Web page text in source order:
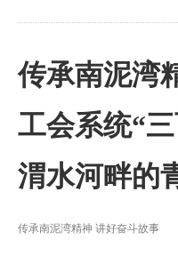
传承南泥湾
工会系统“
渭水河畔的
传承南泥湾精神 讲好奋斗故事